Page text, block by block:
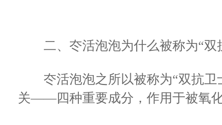
二、冭活泡泡为什么被称为“双
冭活泡泡之所以被称为“双抗卫
关——四种重要成分，作用于被氧